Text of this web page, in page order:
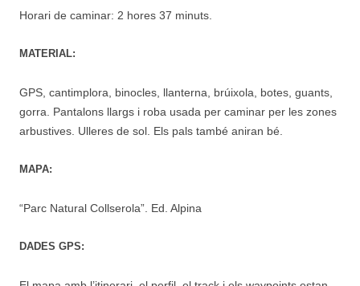
Horari de caminar: 2 hores 37 minuts.
MATERIAL:
GPS, cantimplora, binocles, llanterna, brúixola, botes, guants,
gorra. Pantalons llargs i roba usada per caminar per les zones
arbustives. Ulleres de sol. Els pals també aniran bé.
MAPA:
“Parc Natural Collserola”. Ed. Alpina
DADES GPS: